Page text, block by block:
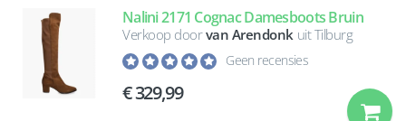
Nalini 2171 Cognac Damesboots Bruin
Verkoop doorvan Arendonk uit Tilburg
Geen recensies
329,99